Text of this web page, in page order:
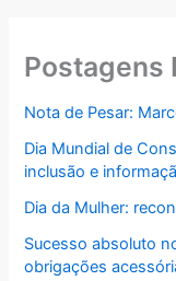
Postagens
Nota de Pesar:
Dia Mundial de
inclusão e
Dia da Mulher:
Sucesso absoluto
obrigações